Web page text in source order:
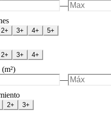
—
2+ 3+ 4+ 5+
2+ 3+ 4+
—
2+ 3+